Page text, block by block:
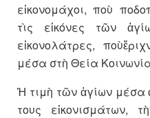
εἰκονομάχοι, ποὺ
τὶς εἰκόνες τῶν
εἰκονολάτρες,
μέσα στὴ Θεία
Ἡ τιμὴ τῶν ἁγίων μέσα
τους εἰκονισμάτων,